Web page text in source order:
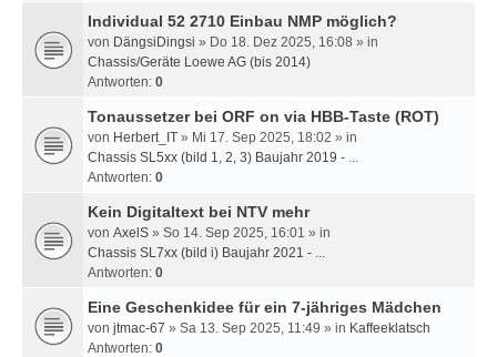
Individual 52 2710 Einbau NMP möglich?
von DängsiDingsi » Do 18. Dez 2025, 16:08 » in
Chassis/Geräte Loewe AG (bis 2014)
Antworten: 0
Tonaussetzer bei ORF on via HBB-Taste (ROT)
von Herbert_IT » Mi 17. Sep 2025, 18:02 » in
Chassis SL5xx (bild 1, 2, 3) Baujahr 2019 - ...
Antworten: 0
Kein Digitaltext bei NTV mehr
von AxelS » So 14. Sep 2025, 16:01 » in
Chassis SL7xx (bild i) Baujahr 2021 - ...
Antworten: 0
Eine Geschenkidee für ein 7-jähriges Mädchen
von jtmac-67 » Sa 13. Sep 2025, 11:49 » in Kaffeeklatsch
Antworten: 0